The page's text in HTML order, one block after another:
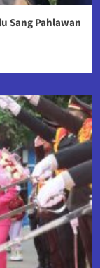
Sang Pahlawan